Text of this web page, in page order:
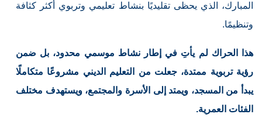
المبارك، الذي يحظى تقليديًا بنشاط تعليمي وتربوي أكثر كثافة
وتنظيمًا.
هذا الحراك لم يأتِ في إطار نشاط موسمي محدود، بل ضمن
رؤية تربوية ممتدة، جعلت من التعليم الديني مشروعًا متكاملًا
يبدأ من المسجد، ويمتد إلى الأسرة والمجتمع، ويستهدف مختلف
الفئات العمرية.